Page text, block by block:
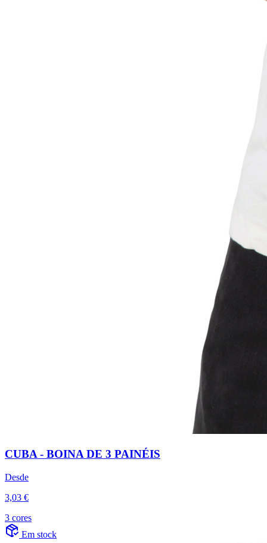
CUBA - BOINA DE 3 PAINÉIS
Desde
3,03 €
3 cores
Em stock